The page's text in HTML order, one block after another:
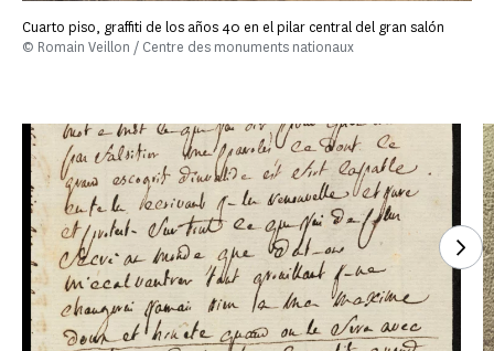
Cuarto piso, graffiti de los años 40 en el pilar central del gran salón
© Romain Veillon / Centre des monuments nationaux